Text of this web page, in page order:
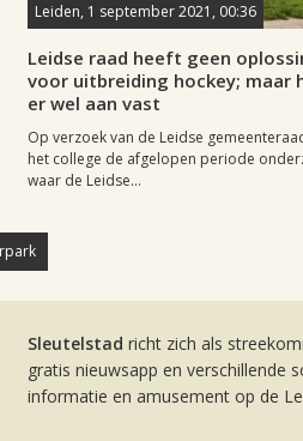
Leiden, 1 september 2021, 00:36
Leidse raad heeft geen
voor uitbreiding hockey; maar
er wel aan vast
Op verzoek van de Leidse
het college de afgelopen periode
waar de Leidse...
Sleutelstad richt zich als
gratis nieuwsapp en verschillende
informatie en amusement op de